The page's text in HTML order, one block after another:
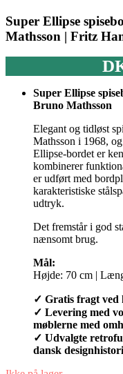
Super Ellipse
Mathsson | Fritz
Super Ellipse
Bruno Mathsson
Elegant og tidløst
Mathsson i 1968,
Ellipse-bordet er
kombinerer
er udført med
karakteristiske
udtryk.
Det fremstår i god
nænsomt brug.
Mål:
Højde: 70 cm |
✓ Gratis fragt ved
✓ Levering med
møblerne med
✓ Udvalgte
dansk